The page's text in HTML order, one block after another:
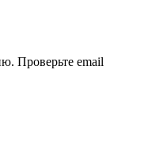
Проверьте email